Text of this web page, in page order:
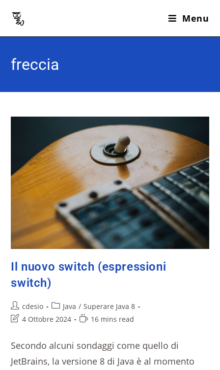
Menu
freccia
Il nuovo switch (espressioni
switch)
cdesio Java / Superare Java 8
4 Ottobre 2024
16 mins read
Secondo alcuni sondaggi come quello di
JetBrains, la versione 8 di Java è al momento